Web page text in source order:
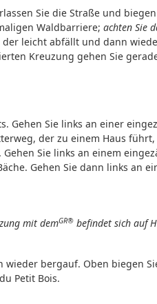
Sie die Straße und
Waldbarriere; achten Sie
leicht abfällt und dann
Kreuzung gehen Sie
Gehen Sie links an einer
der zu einem Haus führt,
Sie links an einem
Gehen Sie dann links an
mit demGR®befindet sich auf
bergauf. Oben biegen
Petit Bois.